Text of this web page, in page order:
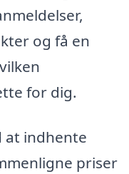
og få en
for dig.
at indhente
priser